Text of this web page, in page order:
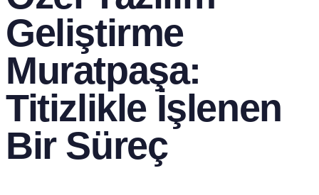
Geliştirme
Muratpaşa:
Titizlikle İşlenen
Bir Süreç